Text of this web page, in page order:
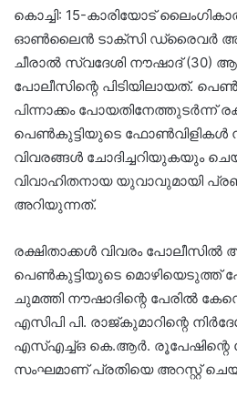
കൊച്ചി: 15-കാരിയോട്
ഓണ്‍ലൈന്‍ ടാക്‌സി ഡ്രൈവര്‍
ചീരാല്‍ സ്വദേശി നൗഷാദ് (30)
പോലീസിന്റെ പിടിയിലായത്.
പിന്നാക്കം പോയതിനേത്തുടര്‍ന്ന്
പെണ്‍കുട്ടിയുടെ ഫോണ്‍വിളികള്‍
വിവരങ്ങള്‍ ചോദിച്ചറിയുകയും
വിവാഹിതനായ യുവാവുമായി
അറിയുന്നത്.
രക്ഷിതാക്കള്‍ വിവരം
പെണ്‍കുട്ടിയുടെ
ചുമത്തി നൗഷാദിന്റെ പേരില്‍
എസിപി പി. രാജ്കുമാറിന്റെ
എസ്എച്ച്ഒ കെ.ആര്‍.
സംഘമാണ് പ്രതിയെ അറസ്റ്റ്